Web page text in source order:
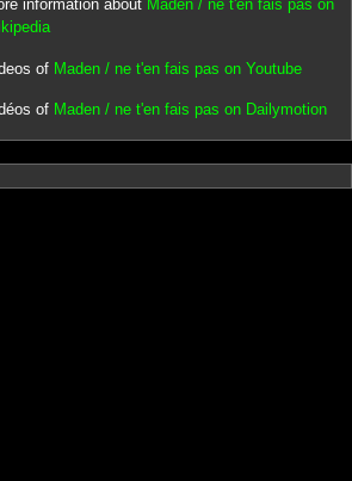
information about Maden / ne t'en fais pas on
of Maden / ne t'en fais pas on Youtube
of Maden / ne t'en fais pas on Dailymotion